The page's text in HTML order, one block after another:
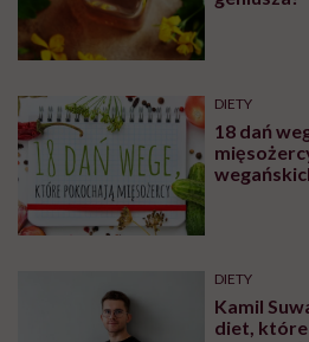
Posłuchaj
Wysłuchasz w 66 min
podcastu